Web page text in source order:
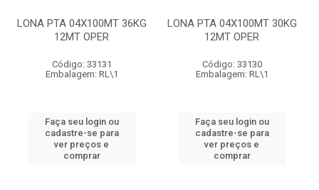
LONA PTA 04X100MT 36KG
12MT OPER
Código: 33131
Embalagem: RL\1
Faça seu login ou
cadastre-se para
ver preços e
comprar
LONA PTA 04X100MT 30KG
12MT OPER
Código: 33130
Embalagem: RL\1
Faça seu login ou
cadastre-se para
ver preços e
comprar